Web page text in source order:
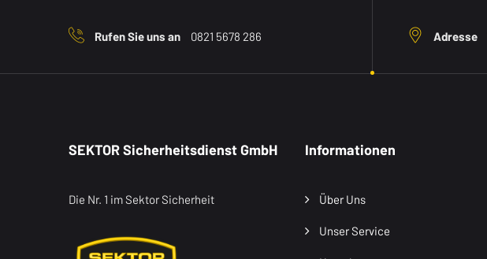
Rufen Sie uns an 0821 5678 286 Adresse
SEKTOR Sicherheitsdienst GmbH
Die Nr. 1 im Sektor Sicherheit
Informationen
Über Uns
Unser Service